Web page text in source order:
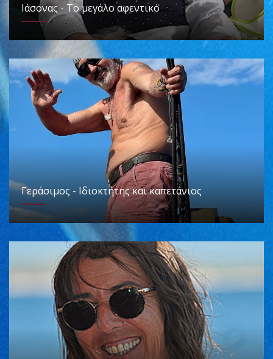
Ιάσονας - Το μεγάλο αφεντικό
Γεράσιμος - Ιδιοκτήτης και καπετάνιος